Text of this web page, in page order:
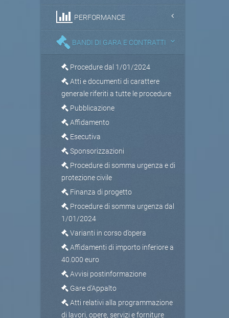
PERFORMANCE
BANDI DI GARA E CONTRATTI
Procedure dal 1/01/2024
Atti e documenti di carattere
generale riferiti a tutte le procedure
Pubblicazione
Affidamento
Esecutiva
Sponsorizzazioni
Procedure di somma urgenza e di
protezione civile
Finanza di progetto
Procedure di somma urgenza dal
1/01/2024
Varianti in corso d’opera
Affidamenti di importo inferiore a
40.000 euro
Avvisi postinformazione
Gare d'Appalto
Atti relativi alla programmazione
di lavori, opere, servizi e forniture